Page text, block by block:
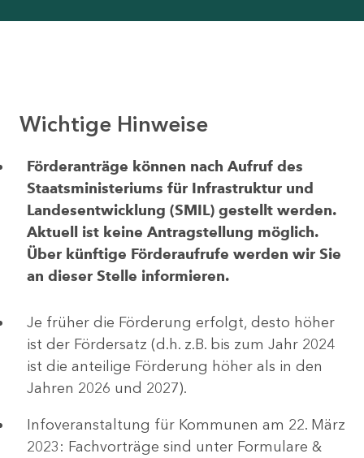
Wichtige Hinweise
Förderanträge können nach Aufruf des
Staatsministeriums für Infrastruktur und
Landesentwicklung (SMIL) gestellt werden.
Aktuell ist keine Antragstellung möglich.
Über künftige Förderaufrufe werden wir Sie
an dieser Stelle informieren.
Je früher die Förderung erfolgt, desto höher
ist der Fördersatz (d.h. z.B. bis zum Jahr 2024
ist die anteilige Förderung höher als in den
Jahren 2026 und 2027).
Infoveranstaltung für Kommunen am 22. März
2023: Fachvorträge sind unter Formulare &